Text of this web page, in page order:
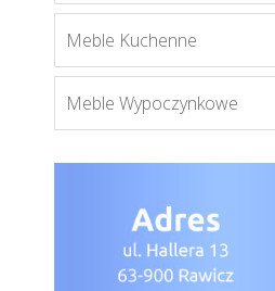
Meble Kuchenne
Meble Wypoczynkowe